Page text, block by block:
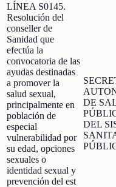
LÍNEA S0145.
Resolución del
conseller de
Sanidad que
efectúa la
convocatoria de las
ayudas destinadas
a promover la
salud sexual,
principalmente en
población de
especial
vulnerabilidad por
su edad, opciones
sexuales o
identidad sexual y
prevención del est
DE
DEL